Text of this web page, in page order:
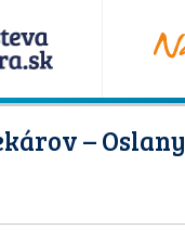
– Oslany